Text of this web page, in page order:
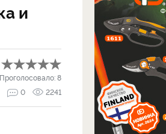
и
Проголосовало:8
0 2241